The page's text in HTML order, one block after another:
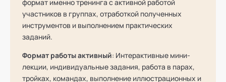
формат именно тренинга с активной работой
участников в группах, отработкой полученных
инструментов и выполнением практических
заданий.
Формат работы активный: Интерактивные мини-
лекции, индивидуальные задания, работа в парах,
тройках, командах, выполнение иллюстрационных и